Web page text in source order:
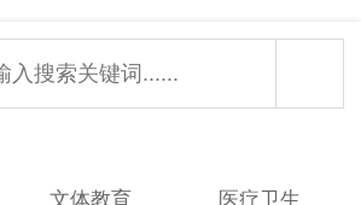
文体教育
医疗卫生